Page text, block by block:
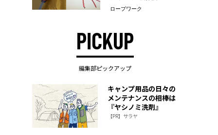
ロープワーク
PICKUP
編集部ピックアップ
キャンプ用品の日々の
メンテナンスの相棒は
『ヤシノミ洗剤』
【PR】サラヤ